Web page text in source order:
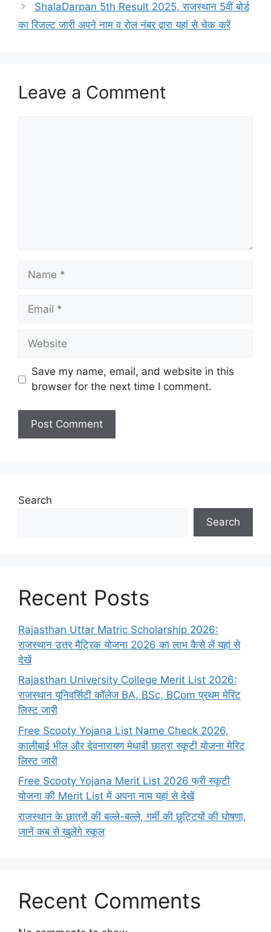
ShalaDarpan 5th Result 2025, राजस्थान 5वीं बोर्ड
का रिजल्ट जारी अपने नाम व रोल नंबर द्वारा यहां से चेक करें
Leave a Comment
Name
Email
Website
Save my name, email, and website in this
browser for the next time I comment.
Search
Search
Recent Posts
Rajasthan Uttar Matric Scholarship 2026:
राजस्थान उत्तर मैट्रिक योजना 2026 का लाभ कैसे लें यहां से
देखें
Rajasthan University College Merit List 2026:
राजस्थान यूनिवर्सिटी कॉलेज BA, BSc, BCom प्रथम मेरिट
लिस्ट जारी
Free Scooty Yojana List Name Check 2026,
कालीबाई भील और देवनारायण मेधावी छात्रा स्कूटी योजना मेरिट
लिस्ट जारी
Free Scooty Yojana Merit List 2026 फ्री स्कूटी
योजना की Merit List में अपना नाम यहां से देखें
राजस्थान के छात्रों की बल्ले-बल्ले, गर्मी की छुट्टियों की घोषणा,
जानें कब से खुलेंगे स्कूल
Recent Comments